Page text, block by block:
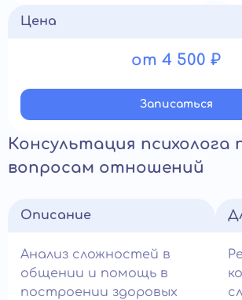
Цена
от 4 500 ₽
Записатьcя
Консультация психолога
вопросам отношений
Описание
Анализ сложностей в
общении и помощь в
построении здоровых